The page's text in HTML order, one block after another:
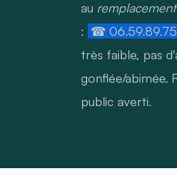
au
: ☎
très faible, pas
gonflée/abimée.
public averti.